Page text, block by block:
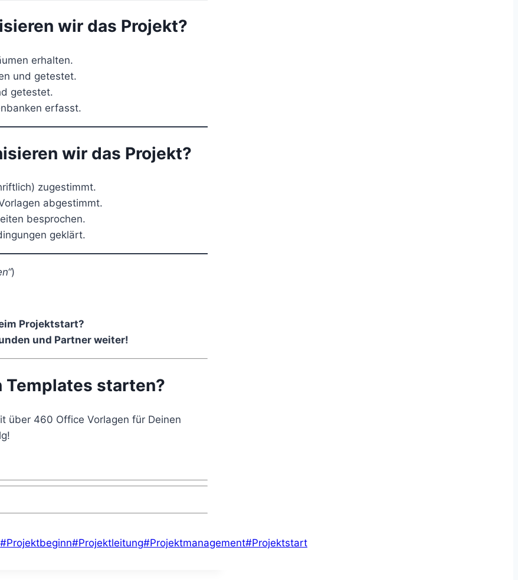
wir das Projekt?
erhalten.
und getestet.
getestet.
erfasst.
wir das Projekt?
zugestimmt.
abgestimmt.
besprochen.
geklärt.
)
Projektstart?
und Partner weiter!
starten?
über 460 Office Vorlagen für Deinen
#Projektbeginn#Projektleitung#Projektmanagement#Projektstart